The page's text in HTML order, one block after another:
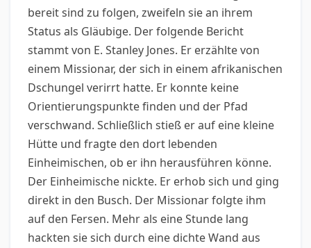
bereit sind zu folgen, zweifeln sie an ihrem
Status als Gläubige. Der folgende Bericht
stammt von E. Stanley Jones. Er erzählte von
einem Missionar, der sich in einem afrikanischen
Dschungel verirrt hatte. Er konnte keine
Orientierungspunkte finden und der Pfad
verschwand. Schließlich stieß er auf eine kleine
Hütte und fragte den dort lebenden
Einheimischen, ob er ihn herausführen könne.
Der Einheimische nickte. Er erhob sich und ging
direkt in den Busch. Der Missionar folgte ihm
auf den Fersen. Mehr als eine Stunde lang
hackten sie sich durch eine dichte Wand aus